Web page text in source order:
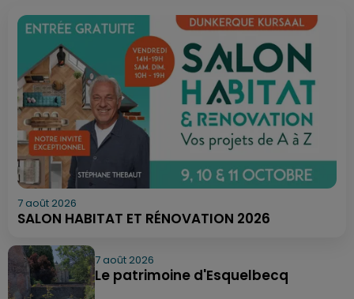
7 août 2026
SALON HABITAT ET RÉNOVATION 2026
7 août 2026
Le patrimoine d'Esquelbecq